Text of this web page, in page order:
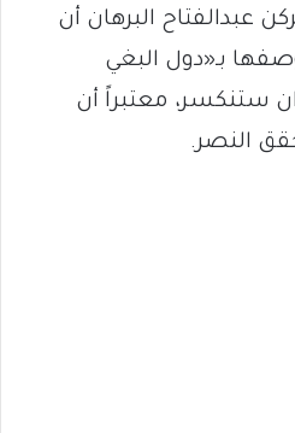
عبدالفتاح البرهان أن
بـ«دول البغي
ستنكسر، معتبراً أن
النصر.